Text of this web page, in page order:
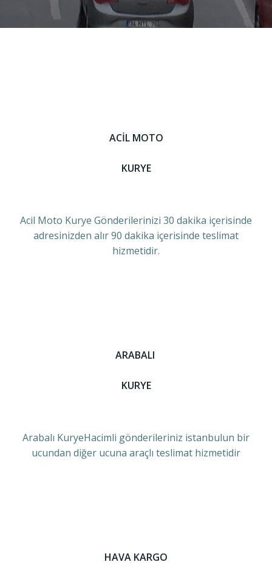
ACİL MOTO
KURYE
Acil Moto Kurye Gönderilerinizi 30 dakika içerisinde
adresinizden alır 90 dakika içerisinde teslimat
hizmetidir.
ARABALI
KURYE
Arabalı KuryeHacimli gönderileriniz istanbulun bir
ucundan diğer ucuna araçlı teslimat hizmetidir
HAVA KARGO